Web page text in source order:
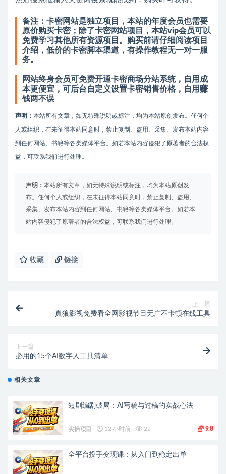
备注：卡密网站是独立项目，本站的年度会员也需要
原价购买卡密；除了卡密网站项目，本站vip会员可以
免费学习其他所有资源项目。购买前请仔细阅读项目
介绍，低价的卡密脚本渠道，有操作教程无一对一服
务。
网站终身会员可免费开通卡密商场分站系统，自用成
本更便宜，可后台自定义设置卡密销售价格，自用赚
钱两不误
声明： 本站所有文章，如无特殊说明或标注，均为本站原创发布。任何个
人或组织，在未征得本站同意时，禁止复制、盗用、采集、发布本站内容
到任何网站、书籍等各类媒体平台。如若本站内容侵犯了原著者的合法权
益，可联系我们进行处理。
声明： 本站所有文章，如无特殊说明或标注，均为本站原创发
布。任何个人或组织，在未征得本站同意时，禁止复制、盗用、
采集、发布本站内容到任何网站、书籍等各类媒体平台。如若本
站内容侵犯了原著者的合法权益，可联系我们进行处理。
收藏 链接
上一篇
真狼影视免费看全网影视节目无广不卡顿在线工具
下一篇
必用的15个AI数字人工具清单
相关文章
短剧编剧破局：AI写稿与过稿的实战心法
实操项目 12 小时前 22 9.8
全平台投手变现课：从入门到稳定出单